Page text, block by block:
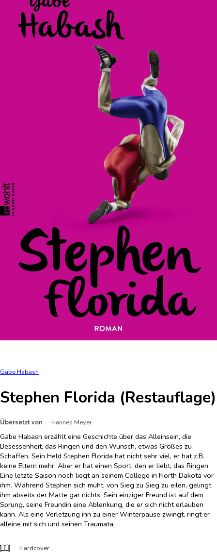
Gabe Habash
Stephen Florida (Restauflage)
Übersetzt von Hannes Meyer
Gabe Habash erzählt eine Geschichte über das Alleinsein, die
Besessenheit, das Ringen und den Wunsch, etwas Großes zu
Schaffen. Sein Held Stephen Florida hat nicht sehr viel, er hat z.B.
keine Eltern mehr. Aber er hat einen Sport, den er liebt, das Ringen.
Eine letzte Saison noch liegt an seinem College in North Dakota vor
ihm. Während Stephen sich müht, von Sieg zu Sieg zu eilen, gelingt
ihm abseits der Matte gar nichts: Sein einziger Freund ist auf dem
Sprung, seine Freundin eine Ablenkung, die er sich nicht erlauben
kann. Als eine Verletzung ihn zu einer Winterpause zwingt, ringt er
alleine mit sich und seinen Traumata.
Hardcover